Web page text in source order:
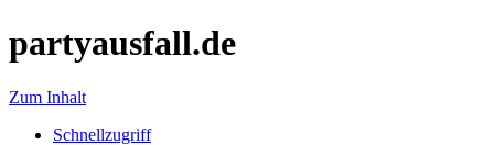
partyausfall.de
Zum Inhalt
Schnellzugriff